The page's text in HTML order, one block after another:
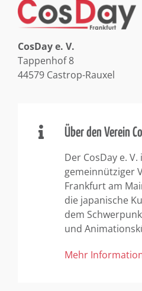
CosDay e. V.
Tappenhof 8
44579 Castrop-Rauxel
Über den Verein
Der CosDay e. V.
gemeinnütziger
Frankfurt am
die japanische
dem
und
Mehr